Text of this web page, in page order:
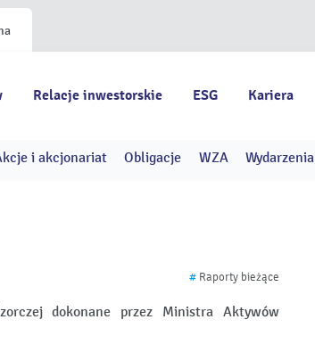
Relacje inwestorskie ESG Kariera
i akcjonariat Obligacje WZA Wydarzenia
# Raporty bieżące
dokonane przez Ministra Aktywów